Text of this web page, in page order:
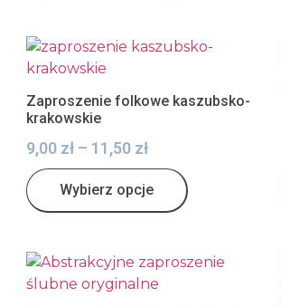
Zaproszenie folkowe kaszubsko-
krakowskie
9,00 zł – 11,50 zł
Wybierz opcje